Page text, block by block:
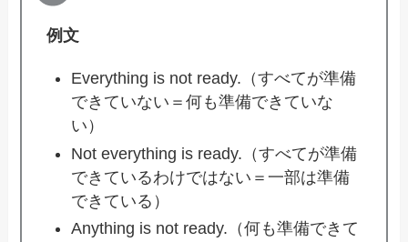
例文
Everything is not ready.（すべてが準備
できていない＝何も準備できていな
い）
Not everything is ready.（すべてが準備
できているわけではない＝一部は準備
できている）
Anything is not ready.（何も準備できて